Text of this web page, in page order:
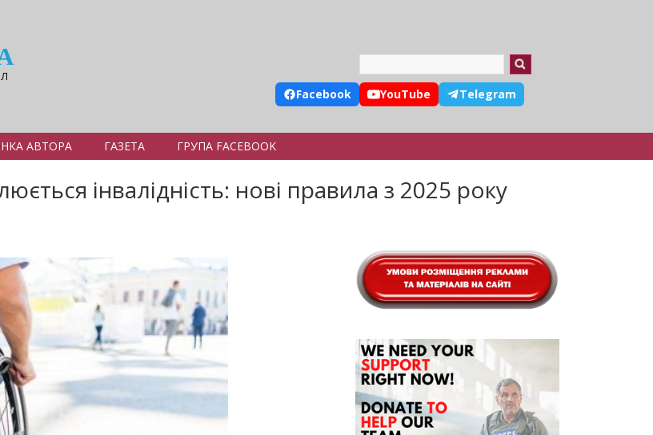
Facebook YouTube Telegram
АВТОРА ГАЗЕТА ГРУПА FACEBOOK
інвалідність: нові правила з 2025 року